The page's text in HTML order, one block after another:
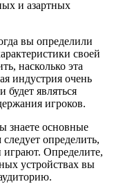
и азартных
вы определили
своей
насколько эта
индустрия очень
являться
игроков.
знаете основные
определить,
играют. Определите,
устройствах вы